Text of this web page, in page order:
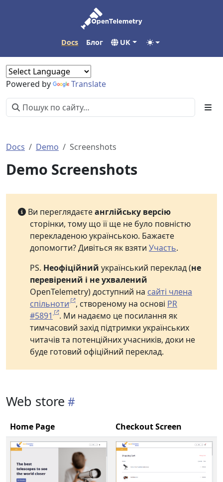
Docs Блог UK
Powered by Translate
Docs Demo Screenshots
Demo Screenshots
Ви переглядаєтеанглійську версію
сторінки, тому що її ще не було повністю
перекладеною українською. Бажаєте
допомогти? Дивіться як взяти Участь.
PS. Неофіційний український переклад (не
перевірений і не ухвалений
OpenTelemetry) доступний на сайті члена
спільноти
, створеному на основі PR
#5891
. Ми надаємо це посилання як
тимчасовий захід підтримки українських
читачів та потенційних учасників, доки не
буде готовий офіційний переклад.
Web store
Home Page Checkout Screen